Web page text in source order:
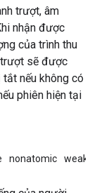
trượt, âm
nhận được
của trình thu
sẽ được
nếu không có
phiên hiện tại
nonatomic weak